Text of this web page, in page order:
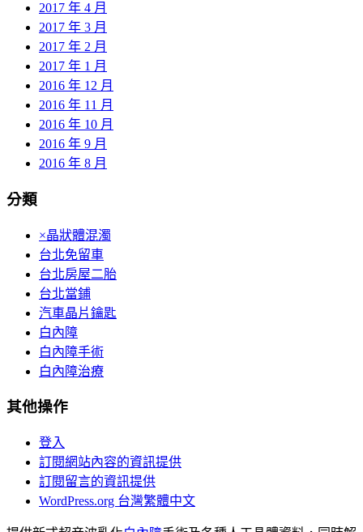
2017 年 4 月
2017 年 3 月
2017 年 2 月
2017 年 1 月
2016 年 12 月
2016 年 11 月
2016 年 10 月
2016 年 9 月
2016 年 8 月
分類
×晶狀體混濁
台北免留車
台北房屋二胎
台北當鋪
汽車晶片鑰匙
白內障
白內障手術
白內障治療
其他操作
登入
訂閱網站內容的資訊提供
訂閱留言的資訊提供
WordPress.org 台灣繁體中文